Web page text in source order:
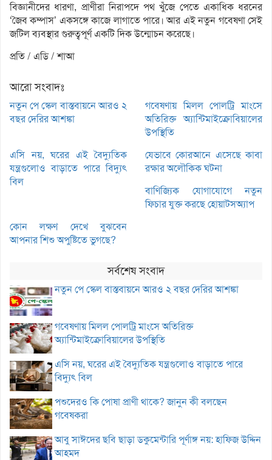
বিজ্ঞানীদের ধারণা, প্রাণীরা নিরাপদে পথ খুঁজে পেতে একাধিক ধরনের
‘জৈব কম্পাস’ একসঙ্গে কাজে লাগাতে পারে। আর এই নতুন গবেষণা সেই
জটিল ব্যবস্থার গুরুত্বপূর্ণ একটি দিক উন্মোচন করেছে।
প্রতি / এডি / শাআ
আরো সংবাদঃ
নতুন পে স্কেল বাস্তবায়নে আরও ২
বছর দেরির আশঙ্কা
গবেষণায় মিলল পোলট্রি মাংসে
অতিরিক্ত অ্যান্টিমাইক্রোবিয়ালের
উপস্থিতি
এসি নয়, ঘরের এই বৈদ্যুতিক
যন্ত্রগুলোও বাড়াতে পারে বিদ্যুৎ
বিল
যেভাবে কোরআনে এসেছে কাবা
রক্ষার অলৌকিক ঘটনা
বাণিজ্যিক যোগাযোগে নতুন
ফিচার যুক্ত করছে হোয়াটসঅ্যাপ
কোন লক্ষণ দেখে বুঝবেন
আপনার শিশু অপুষ্টিতে ভুগছে?
সর্বশেষ সংবাদ
নতুন পে স্কেল বাস্তবায়নে আরও ২ বছর দেরির আশঙ্কা
গবেষণায় মিলল পোলট্রি মাংসে অতিরিক্ত
অ্যান্টিমাইক্রোবিয়ালের উপস্থিতি
এসি নয়, ঘরের এই বৈদ্যুতিক যন্ত্রগুলোও বাড়াতে পারে
বিদ্যুৎ বিল
পশুদেরও কি পোষা প্রাণী থাকে? জানুন কী বলছেন
গবেষকরা
আবু সাঈদের ছবি ছাড়া ডকুমেন্টারি পূর্ণাঙ্গ নয়: হাফিজ উদ্দিন
আহমদ